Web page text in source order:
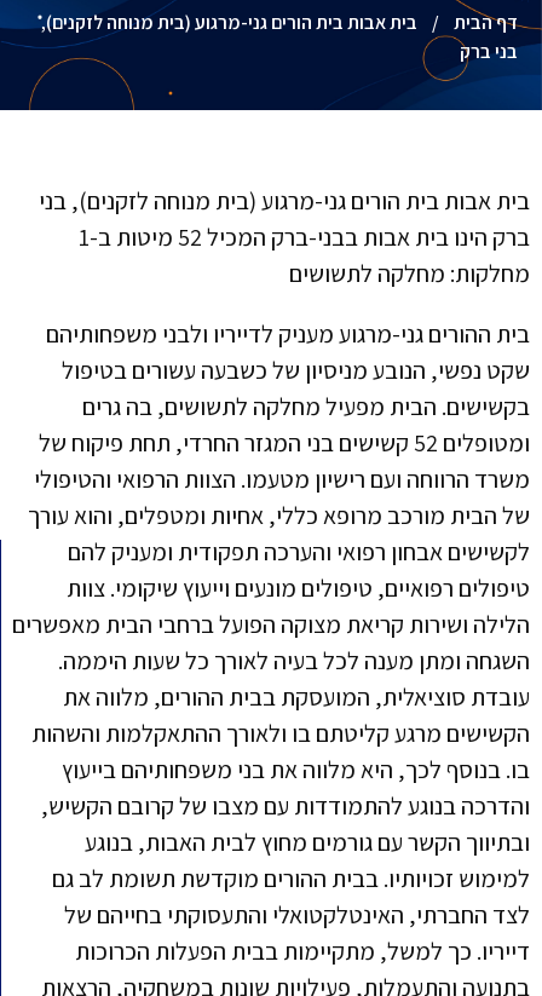
דף הבית / בית אבות בית הורים גני-מרגוע (בית מנוחה לזקנים),
בני ברק
בית אבות בית הורים גני-מרגוע (בית מנוחה לזקנים), בני
ברק הינו בית אבות בבני-ברק המכיל 52 מיטות ב-1
מחלקות: מחלקה לתשושים
בית ההורים גני-מרגוע מעניק לדייריו ולבני משפחותיהם
שקט נפשי, הנובע מניסיון של כשבעה עשורים בטיפול
בקשישים. הבית מפעיל מחלקה לתשושים, בה גרים
ומטופלים 52 קשישים בני המגזר החרדי, תחת פיקוח של
משרד הרווחה ועם רישיון מטעמו. הצוות הרפואי והטיפולי
של הבית מורכב מרופא כללי, אחיות ומטפלים, והוא עורך
לקשישים אבחון רפואי והערכה תפקודית ומעניק להם
טיפולים רפואיים, טיפולים מונעים וייעוץ שיקומי. צוות
הלילה ושירות קריאת מצוקה הפועל ברחבי הבית מאפשרים
השגחה ומתן מענה לכל בעיה לאורך כל שעות היממה.
עובדת סוציאלית, המועסקת בבית ההורים, מלווה את
הקשישים מרגע קליטתם בו ולאורך ההתאקלמות והשהות
בו. בנוסף לכך, היא מלווה את בני משפחותיהם בייעוץ
והדרכה בנוגע להתמודדות עם מצבו של קרובם הקשיש,
ובתיווך הקשר עם גורמים מחוץ לבית האבות, בנוגע
למימוש זכויותיו. בבית ההורים מוקדשת תשומת לב גם
לצד החברתי, האינטלקטואלי והתעסוקתי בחייהם של
דייריו. כך למשל, מתקיימות בבית הפעלות הכרוכות
בתנועה והתעמלות, פעילויות שונות במשחקיה, הרצאות